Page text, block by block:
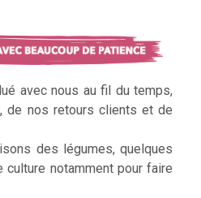
avec nous au fil du temps,
de nos retours clients et de
des légumes, quelques
culture notamment pour faire